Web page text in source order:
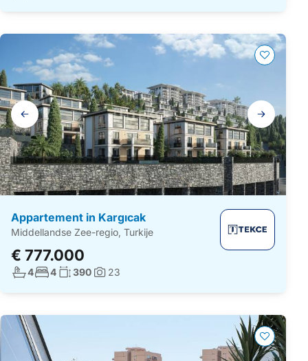
Galerij
navigatie
Appartement in Kargıcak
Middellandse Zee-regio, Turkije
€ 777.000
Aantal badkamers:
4Aantal slaapkamers:
4Woonoppervlakte:
390Foto's:
23